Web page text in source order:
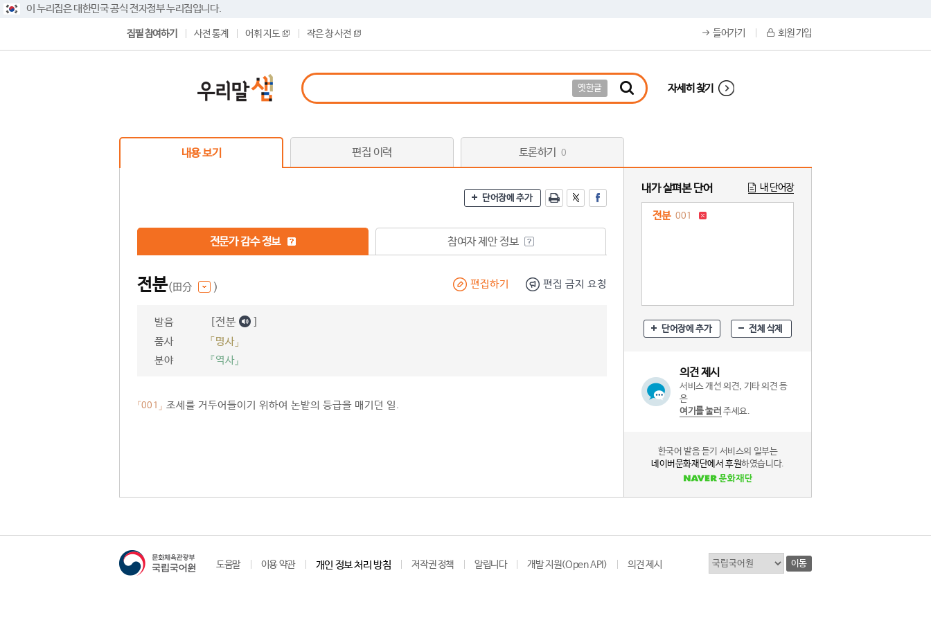
이 누리집은 대한민국 공식 전자정부 누리집입니다.
집필 참여하기 사전 통계 어휘 지도 작은 창 사전 들어가기 회원 가입
옛한글 자세히 찾기
내용 보기 편집 이력 토론하기 0
단어장에 추가
전문가 감수 정보 참여자 제안 정보
전분(田分 ) 편집하기 편집 금지 요청
발음 [전분 ]
품사
「명사」
분야
『역사』
「001」 조세를 거두어들이기 위하여 논밭의 등급을 매기던 일.
내가 살펴본 단어 내 단어장
전분 001
단어장에 추가 전체 삭제
의견 제시
서비스 개선 의견, 기타 의견 등
은
여기를 눌러 주세요.
한국어 발음 듣기 서비스의 일부는
네이버문화재단에서 후원하였습니다.
도움말 이용 약관 개인 정보 처리 방침 저작권 정책 알립니다 개발 지원(Open API) 의견 제시 이동